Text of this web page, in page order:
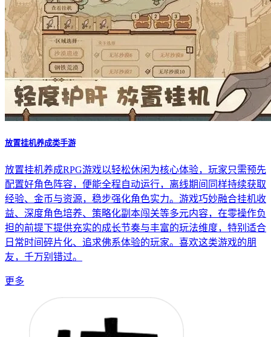
放置挂机养成类手游
放置挂机养成RPG游戏以轻松休闲为核心体验，玩家只需预先
配置好角色阵容，便能全程自动运行，离线期间同样持续获取
经验、金币与资源，稳步强化角色实力。游戏巧妙融合挂机收
益、深度角色培养、策略化副本闯关等多元内容，在零操作负
担的前提下提供充实的成长节奏与丰富的玩法维度，特别适合
日常时间碎片化、追求佛系体验的玩家。喜欢这类游戏的朋
友，千万别错过。
更多